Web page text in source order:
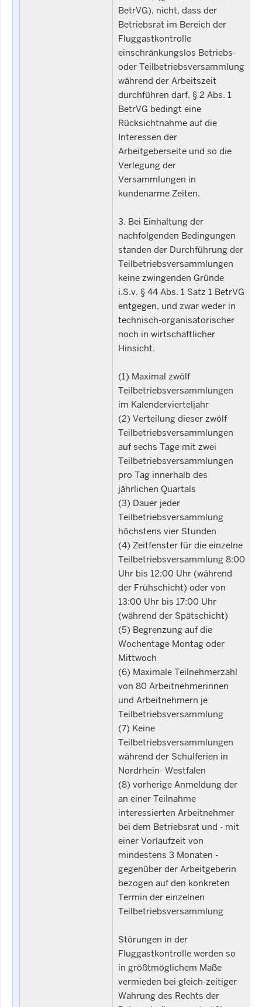
BetrVG), nicht, dass der
Betriebsrat im Bereich der
Fluggastkontrolle
einschränkungslos Betriebs-
oder Teilbetriebsversammlung
während der Arbeitszeit
durchführen darf. § 2 Abs. 1
BetrVG bedingt eine
Rücksichtnahme auf die
Interessen der
Arbeitgeberseite und so die
Verlegung der
Versammlungen in
kundenarme Zeiten.
3. Bei Einhaltung der
nachfolgenden Bedingungen
standen der Durchführung der
Teilbetriebsversammlungen
keine zwingenden Gründe
i.S.v. § 44 Abs. 1 Satz 1 BetrVG
entgegen, und zwar weder in
technisch-organisatorischer
noch in wirtschaftlicher
Hinsicht.
(1) Maximal zwölf
Teilbetriebsversammlungen
im Kalendervierteljahr
(2) Verteilung dieser zwölf
Teilbetriebsversammlungen
auf sechs Tage mit zwei
Teilbetriebsversammlungen
pro Tag innerhalb des
jährlichen Quartals
(3) Dauer jeder
Teilbetriebsversammlung
höchstens vier Stunden
(4) Zeitfenster für die einzelne
Teilbetriebsversammlung 8:00
Uhr bis 12:00 Uhr (während
der Frühschicht) oder von
13:00 Uhr bis 17:00 Uhr
(während der Spätschicht)
(5) Begrenzung auf die
Wochentage Montag oder
Mittwoch
(6) Maximale Teilnehmerzahl
von 80 Arbeitnehmerinnen
und Arbeitnehmern je
Teilbetriebsversammlung
(7) Keine
Teilbetriebsversammlungen
während der Schulferien in
Nordrhein- Westfalen
(8) vorherige Anmeldung der
an einer Teilnahme
interessierten Arbeitnehmer
bei dem Betriebsrat und - mit
einer Vorlaufzeit von
mindestens 3 Monaten -
gegenüber der Arbeitgeberin
bezogen auf den konkreten
Termin der einzelnen
Teilbetriebsversammlung
Störungen in der
Fluggastkontrolle werden so
in größtmöglichem Maße
vermieden bei gleich-zeitiger
Wahrung des Rechts der